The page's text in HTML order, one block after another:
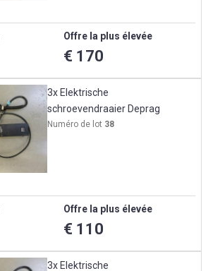
Offre la plus élevée
€ 170
3x Elektrische
schroevendraaier Deprag
Numéro de lot 38
Offre la plus élevée
€ 110
3x Elektrische